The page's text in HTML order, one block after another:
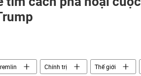
Chính trị Thế giới